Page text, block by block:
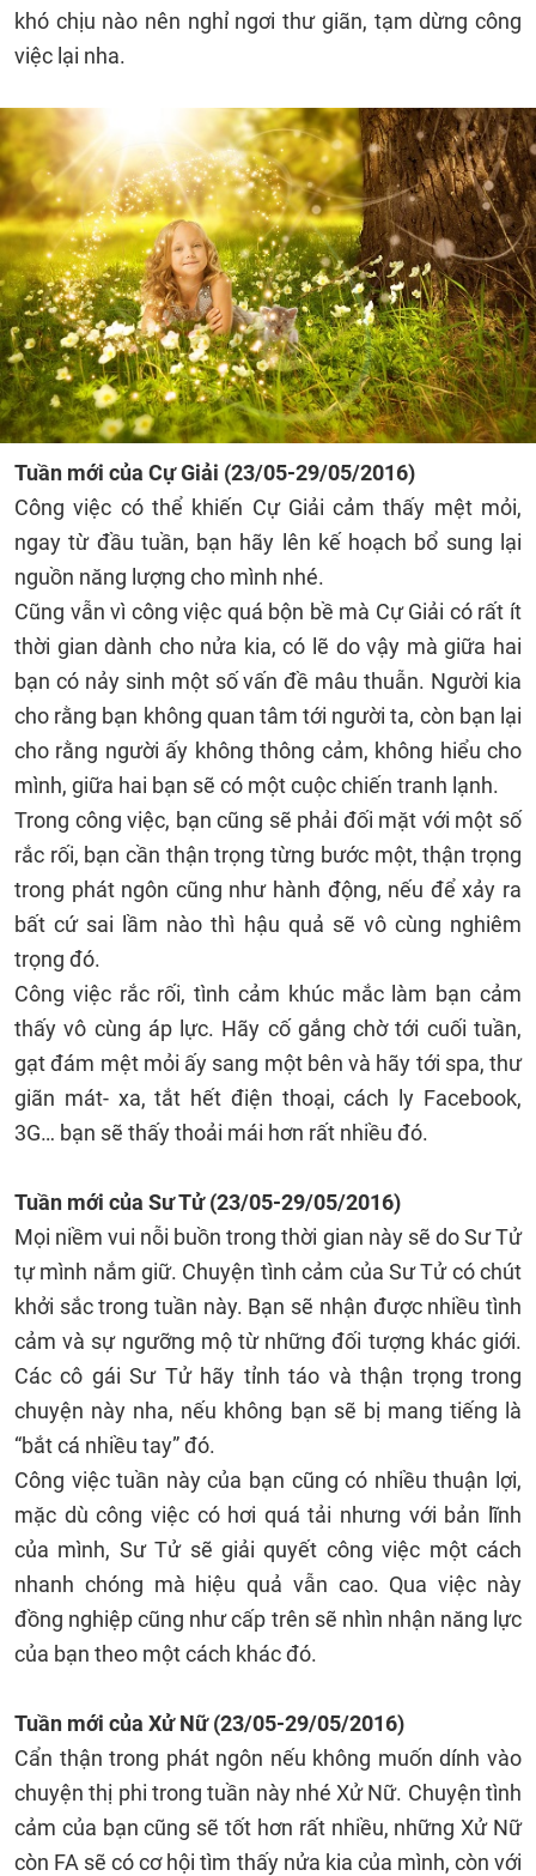
khó chịu nào nên nghỉ ngơi thư giãn, tạm dừng công
việc lại nha.
Tuần mới của Cự Giải (23/05-29/05/2016)
Công việc có thể khiến Cự Giải cảm thấy mệt mỏi,
ngay từ đầu tuần, bạn hãy lên kế hoạch bổ sung lại
nguồn năng lượng cho mình nhé.
Cũng vẫn vì công việc quá bộn bề mà Cự Giải có rất ít
thời gian dành cho nửa kia, có lẽ do vậy mà giữa hai
bạn có nảy sinh một số vấn đề mâu thuẫn. Người kia
cho rằng bạn không quan tâm tới người ta, còn bạn lại
cho rằng người ấy không thông cảm, không hiểu cho
mình, giữa hai bạn sẽ có một cuộc chiến tranh lạnh.
Trong công việc, bạn cũng sẽ phải đối mặt với một số
rắc rối, bạn cần thận trọng từng bước một, thận trọng
trong phát ngôn cũng như hành động, nếu để xảy ra
bất cứ sai lầm nào thì hậu quả sẽ vô cùng nghiêm
trọng đó.
Công việc rắc rối, tình cảm khúc mắc làm bạn cảm
thấy vô cùng áp lực. Hãy cố gắng chờ tới cuối tuần,
gạt đám mệt mỏi ấy sang một bên và hãy tới spa, thư
giãn mát- xa, tắt hết điện thoại, cách ly Facebook,
3G… bạn sẽ thấy thoải mái hơn rất nhiều đó.
Tuần mới của Sư Tử(23/05-29/05/2016)
Mọi niềm vui nỗi buồn trong thời gian này sẽ do Sư Tử
tự mình nắm giữ. Chuyện tình cảm của Sư Tử có chút
khởi sắc trong tuần này. Bạn sẽ nhận được nhiều tình
cảm và sự ngưỡng mộ từ những đối tượng khác giới.
Các cô gái Sư Tử hãy tỉnh táo và thận trọng trong
chuyện này nha, nếu không bạn sẽ bị mang tiếng là
“bắt cá nhiều tay” đó.
Công việc tuần này của bạn cũng có nhiều thuận lợi,
mặc dù công việc có hơi quá tải nhưng với bản lĩnh
của mình, Sư Tử sẽ giải quyết công việc một cách
nhanh chóng mà hiệu quả vẫn cao. Qua việc này
đồng nghiệp cũng như cấp trên sẽ nhìn nhận năng lực
của bạn theo một cách khác đó.
Tuần mới của Xử Nữ (23/05-29/05/2016)
Cẩn thận trong phát ngôn nếu không muốn dính vào
chuyện thị phi trong tuần này nhé Xử Nữ. Chuyện tình
cảm của bạn cũng sẽ tốt hơn rất nhiều, những Xử Nữ
còn FA sẽ có cơ hội tìm thấy nửa kia của mình, còn với